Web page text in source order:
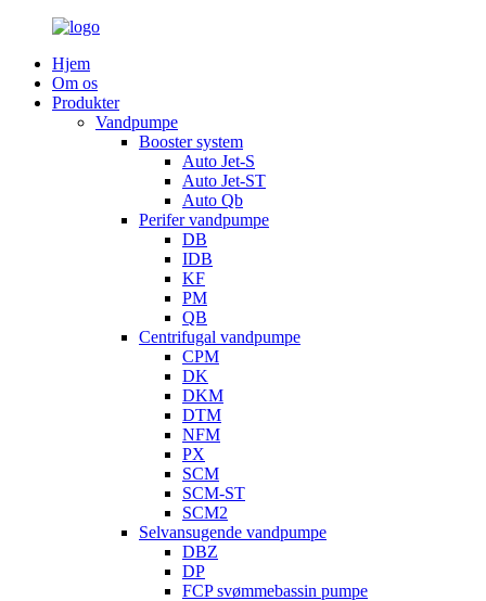
Hjem
Om os
Produkter
Vandpumpe
Booster system
Auto Jet-S
Auto Jet-ST
Auto Qb
Perifer vandpumpe
DB
IDB
KF
PM
QB
Centrifugal vandpumpe
CPM
DK
DKM
DTM
NFM
PX
SCM
SCM-ST
SCM2
Selvansugende vandpumpe
DBZ
DP
FCP svømmebassin pumpe